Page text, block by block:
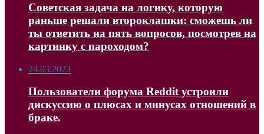
Советская задача на логику, которую
раньше решали второклашки: сможешь ли
ты ответить на пять вопросов, посмотрев на
картинку с пароходом?
24.03.2023
Пользователи форума Reddit устроили
дискуссию о плюсах и минусах отношений в
браке.